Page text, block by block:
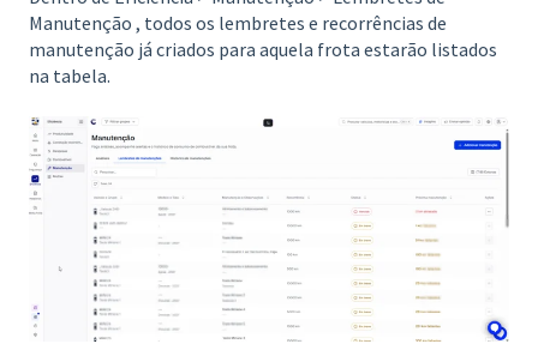
Manutenção , todos os lembretes e recorrências de
manutenção já criados para aquela frota estarão listados
na tabela.